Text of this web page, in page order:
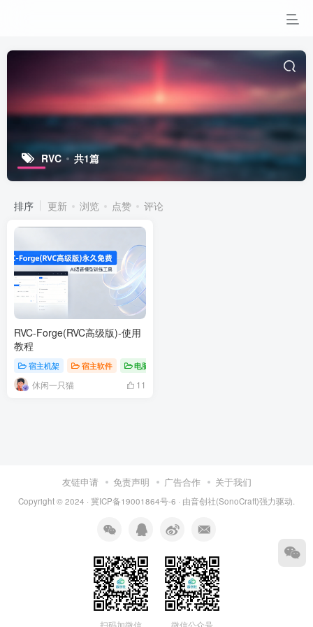
RVC 共1篇
排序 更新 浏览 点赞 评论
RVC-Forge(RVC高级版)-使用
教程
宿主机架 宿主软件 电脑软件
休闲一只猫 11
友链申请 免责声明 广告合作 关于我们
Copyright © 2024 · 冀ICP备19001864号-6 · 由音创社(SonoCraft)强力驱动.